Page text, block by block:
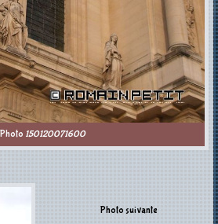
Photo 150120071600
Photo suivante